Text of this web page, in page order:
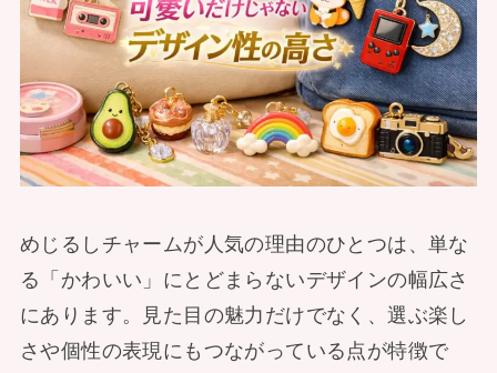
めじるしチャームが人気の理由のひとつは、単な
る「かわいい」にとどまらないデザインの幅広さ
にあります。見た目の魅力だけでなく、選ぶ楽し
さや個性の表現にもつながっている点が特徴で